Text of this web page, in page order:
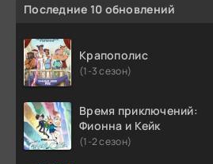
Последние 10 обновлений
Крапополис
(1-3 сезон)
Время приключений:
Фионна и Кейк
(1-2 сезон)